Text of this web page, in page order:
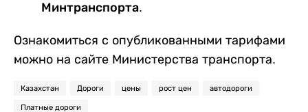
Минтранспорта.
Ознакомиться с опубликованными тарифами
можно на сайте Министерства транспорта.
Казахстан Дороги цены рост цен автодороги
Платные дороги